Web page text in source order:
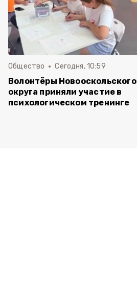
Общество Сегодня, 10:59
Волонтёры Новооскольского
округа приняли участие в
психологическом тренинге